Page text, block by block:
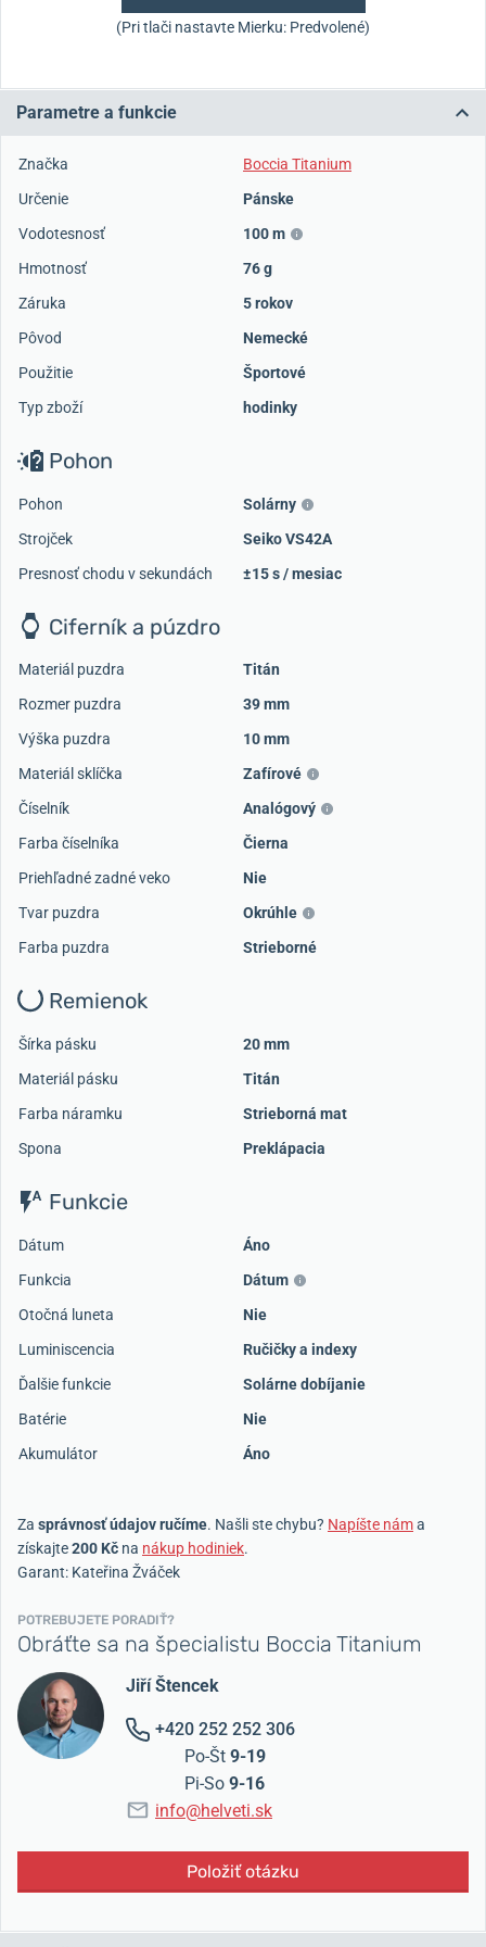
(Pri tlači nastavte Mierku: Predvolené)
Parametre a funkcie
Značka
Boccia Titanium
Určenie
Pánske
Vodotesnosť
100 m
Hmotnosť
76 g
Záruka
5 rokov
Pôvod
Nemecké
Použitie
Športové
Typ zboží
hodinky
Pohon
Pohon
Solárny
Strojček
Seiko VS42A
Presnosť chodu v sekundách
±15 s / mesiac
Ciferník a púzdro
Materiál puzdra
Titán
Rozmer puzdra
39 mm
Výška puzdra
10 mm
Materiál sklíčka
Zafírové
Číselník
Analógový
Farba číselníka
Čierna
Priehľadné zadné veko
Nie
Tvar puzdra
Okrúhle
Farba puzdra
Strieborné
Remienok
Šírka pásku
20 mm
Materiál pásku
Titán
Farba náramku
Strieborná mat
Spona
Preklápacia
Funkcie
Dátum
Áno
Funkcia
Dátum
Otočná luneta
Nie
Luminiscencia
Ručičky a indexy
Ďalšie funkcie
Solárne dobíjanie
Batérie
Nie
Akumulátor
Áno
Za správnosť údajov ručíme. Našli ste chybu? Napíšte náma
získajte200 Kč na nákup hodiniek.
Garant: Kateřina Žváček
POTREBUJETE PORADIŤ?
Obráťte sa na špecialistu Boccia Titanium
Jiří Štencek
+420 252 252 306
Po-Št 9-19
Pi-So 9-16
info@helveti.sk
Položiť otázku